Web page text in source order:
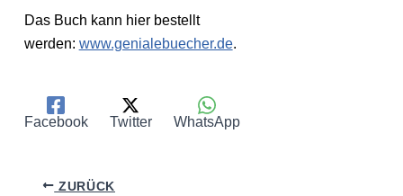
Das Buch kann hier bestellt
werden: www.genialebuecher.de.
Facebook Twitter WhatsApp
ZURÜCK